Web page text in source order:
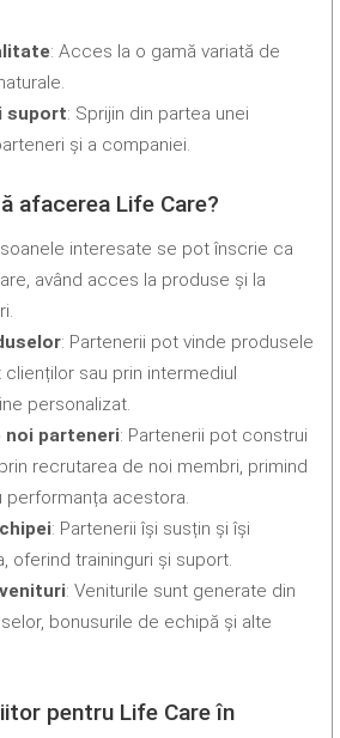
: Acces la o gamă variată de
suport: Sprijin din partea unei
și a companiei.
afacerea Life Care?
interesate se pot înscrie ca
având acces la produse și la
: Partenerii pot vinde produsele
sau prin intermediul
personalizat.
noi parteneri: Partenerii pot construi
recrutarea de noi membri, primind
performanța acestora.
: Partenerii își susțin și își
oferind traininguri și suport.
: Veniturile sunt generate din
bonusurile de echipă și alte
pentru Life Care în